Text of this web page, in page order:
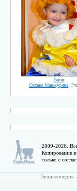
Ваня
Оксана Манжурина,
2009-2026.
Копирование и
только с
Энциклопедия